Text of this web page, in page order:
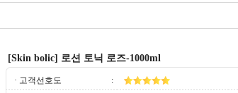
[Skin bolic] 로션 토닉 로즈-1000ml
· 고객선호도
: